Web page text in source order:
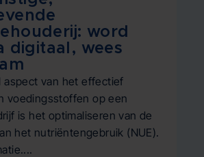
word
digitaal, wees
aspect van het effectief
voedingsstoffen op een
is het optimaliseren van de
het nutriëntengebruik (NUE).